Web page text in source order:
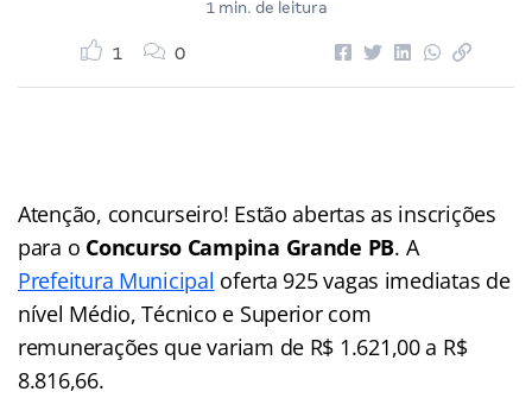
1 min. de leitura
1 0
Atenção, concurseiro! Estão abertas as inscrições
para o Concurso Campina Grande PB. A
Prefeitura Municipal oferta 925 vagas imediatas de
nível Médio, Técnico e Superior com
remunerações que variam de R$ 1.621,00 a R$
8.816,66.